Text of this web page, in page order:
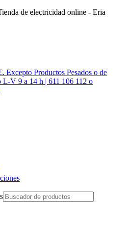
de electricidad online - Eria
Excepto Productos Pesados o de
V 9 a 14 h | 611 106 112 o